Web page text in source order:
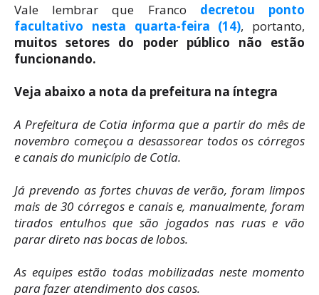
Vale lembrar que Franco decretou ponto
facultativo nesta quarta-feira (14), portanto,
muitos setores do poder público não estão
funcionando.
Veja abaixo a nota da prefeitura na íntegra
A Prefeitura de Cotia informa que a partir do mês de
novembro começou a desassorear todos os córregos
e canais do município de Cotia.
Já prevendo as fortes chuvas de verão, foram limpos
mais de 30 córregos e canais e, manualmente, foram
tirados entulhos que são jogados nas ruas e vão
parar direto nas bocas de lobos.
As equipes estão todas mobilizadas neste momento
para fazer atendimento dos casos.